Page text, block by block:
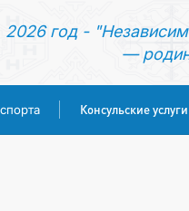
2026 год -
—
Консульские услуги